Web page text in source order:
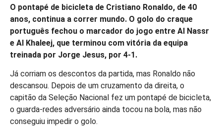
O pontapé de bicicleta de Cristiano Ronaldo, de 40
anos, continua a correr mundo. O golo do craque
português fechou o marcador do jogo entre Al Nassr
e Al Khaleej, que terminou com vitória da equipa
treinada por Jorge Jesus, por 4-1.
Já corriam os descontos da partida, mas Ronaldo não
descansou. Depois de um cruzamento da direita, o
capitão da Seleção Nacional fez um pontapé de bicicleta,
o guarda-redes adversário ainda tocou na bola, mas não
conseguiu impedir o golo.